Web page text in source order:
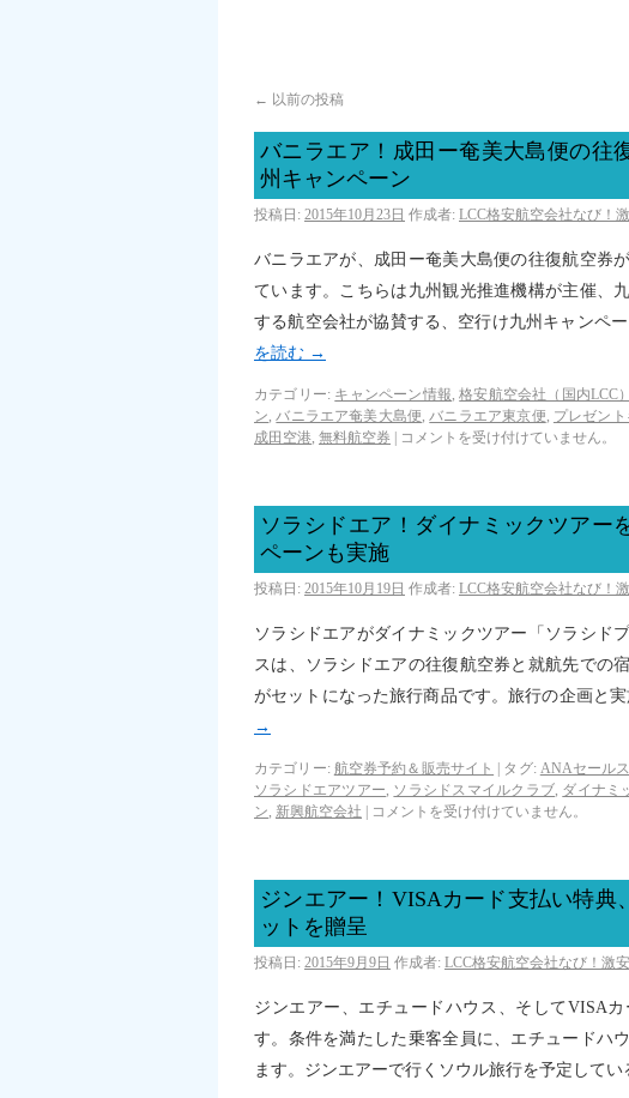
← 以前の投稿
バニラエア！成田ー奄美大島便の往
州キャンペーン
投稿日: 2015年10月23日 作成者: LCC格安航空会社なび！
バニラエアが、成田ー奄美大島便の往復航空券
ています。こちらは九州観光推進機構が主催、
する航空会社が協賛する、空行け九州キャンペ
を読む →
カテゴリー: キャンペーン情報,格安航空会社（国内LCC）
ン,バニラエア奄美大島便,バニラエア東京便, プレゼン
成田空港, 無料航空券 コメントを受け付けていません。
ソラシドエア！ダイナミックツアー
ペーンも実施
投稿日: 2015年10月19日 作成者: LCC格安航空会社なび！
ソラシドエアがダイナミックツアー「ソラシド
スは、ソラシドエアの往復航空券と就航先での
がセットになった旅行商品です。旅行の企画と
→
カテゴリー: 航空券予約＆販売サイト タグ: ANAセールス
ソラシドエアツアー, ソラシドスマイルクラブ, ダイナミ
ン, 新興航空会社 コメントを受け付けていません。
ジンエアー！VISAカード支払い特典
ットを贈呈
投稿日: 2015年9月9日 作成者: LCC格安航空会社なび！激
ジンエアー、エチュードハウス、そしてVISA
す。条件を満たした乗客全員に、エチュードハ
ます。ジンエアーで行くソウル旅行を予定してい